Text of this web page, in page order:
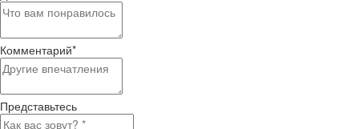
Комментарий*
Представьтесь